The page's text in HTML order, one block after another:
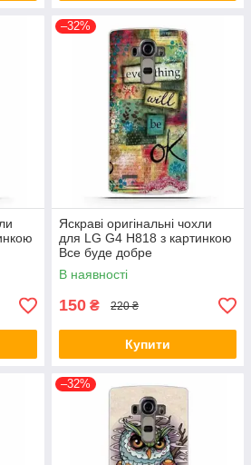
–32%
Яскраві оригінальні чохли
для LG G4 H818 з картинкою
Все буде добре
В наявності
150 ₴ 220 ₴
Купити
–32%